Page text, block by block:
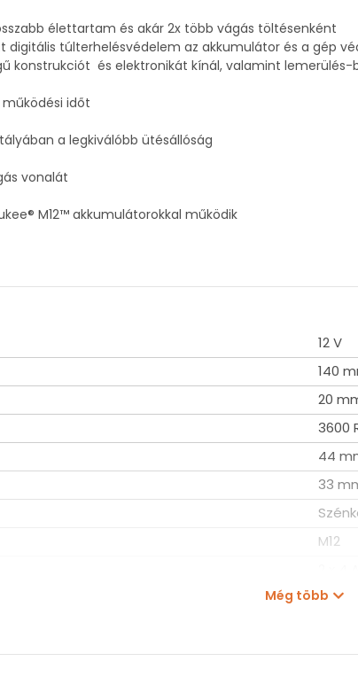
élettartam és akár 2x több vágás töltésenként
digitális túlterhelésvédelem az akkumulátor és a gép
konstrukciót és elektronikát kínál, valamint
időt
a legkiválóbb ütésállóság
vonalát
M12™ akkumulátorokkal működik
12 V
140
20
3600
44
33
M12
Még több